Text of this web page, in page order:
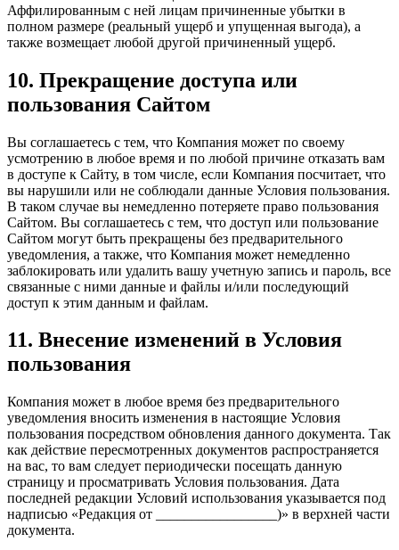
Аффилированным с ней лицам причиненные убытки в
полном размере (реальный ущерб и упущенная выгода), а
также возмещает любой другой причиненный ущерб.
10. Прекращение доступа или
пользования Сайтом
Вы соглашаетесь с тем, что Компания может по своему
усмотрению в любое время и по любой причине отказать вам
в доступе к Сайту, в том числе, если Компания посчитает, что
вы нарушили или не соблюдали данные Условия пользования.
В таком случае вы немедленно потеряете право пользования
Сайтом. Вы соглашаетесь с тем, что доступ или пользование
Сайтом могут быть прекращены без предварительного
уведомления, а также, что Компания может немедленно
заблокировать или удалить вашу учетную запись и пароль, все
связанные с ними данные и файлы и/или последующий
доступ к этим данным и файлам.
11. Внесение изменений в Условия
пользования
Компания может в любое время без предварительного
уведомления вносить изменения в настоящие Условия
пользования посредством обновления данного документа. Так
как действие пересмотренных документов распространяется
на вас, то вам следует периодически посещать данную
страницу и просматривать Условия пользования. Дата
последней редакции Условий использования указывается под
надписью «Редакция от _________________)» в верхней части
документа.